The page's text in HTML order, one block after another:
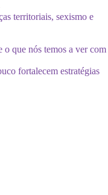
territoriais, sexismo e
que nós temos a ver com
fortalecem estratégias